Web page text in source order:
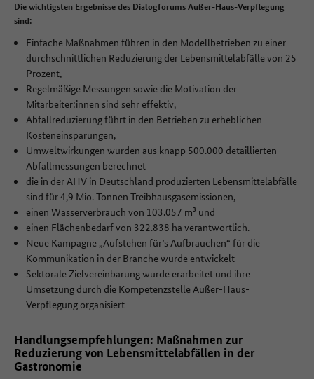
Die wichtigsten Ergebnisse des Dialogforums Außer-Haus-Verpflegung
sind:
Einfache Maßnahmen führen in den Modellbetrieben zu einer
durchschnittlichen Reduzierung der Lebensmittelabfälle von 25
Prozent,
Regelmäßige Messungen sowie die Motivation der
Mitarbeiter:innen sind sehr effektiv,
Abfallreduzierung führt in den Betrieben zu erheblichen
Kosteneinsparungen,
Umweltwirkungen wurden aus knapp 500.000 detaillierten
Abfallmessungen berechnet
die in der AHV in Deutschland produzierten Lebensmittelabfälle
sind für 4,9 Mio. Tonnen Treibhausgasemissionen,
einen Wasserverbrauch von 103.057 m³ und
einen Flächenbedarf von 322.838 ha verantwortlich.
Neue Kampagne „Aufstehen für’s Aufbrauchen“ für die
Kommunikation in der Branche wurde entwickelt
Sektorale Zielvereinbarung wurde erarbeitet und ihre
Umsetzung durch die Kompetenzstelle Außer-Haus-
Verpflegung organisiert
Handlungsempfehlungen: Maßnahmen zur
Reduzierung von Lebensmittelabfällen in der
Gastronomie